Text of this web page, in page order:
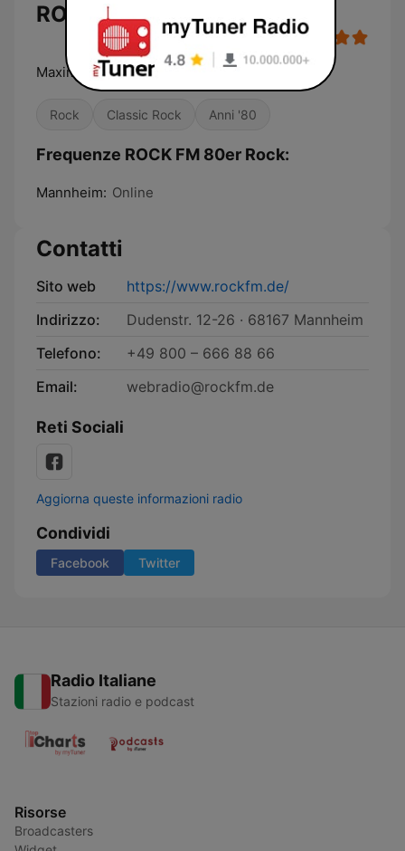
ROCK FM 80er Rock
Maximum 80er Rock
Rock Classic Rock Anni '80
Frequenze ROCK FM 80er Rock:
Mannheim: Online
Contatti
Sito web
https://www.rockfm.de/
Indirizzo:
Dudenstr. 12-26 · 68167 Mannheim
Telefono:
+49 800 – 666 88 66
Email:
webradio@rockfm.de
Reti Sociali
Aggiorna queste informazioni radio
Condividi
Facebook Twitter
Radio Italiane
Stazioni radio e podcast
Risorse
Broadcasters